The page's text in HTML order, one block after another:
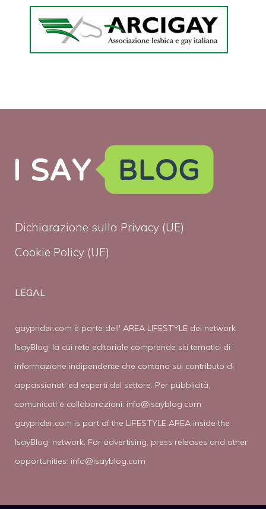
Dichiarazione sulla Privacy (UE)
Cookie Policy (UE)
LEGAL
gayprider.com è parte dell' AREA LIFESTYLE del network
IsayBlog! la cui rete editoriale comprende siti tematici di
informazione indipendente che contano sul contributo di
appassionati ed esperti del settore. Per pubblicità,
comunicati e collaborazioni: info@isayblog.com
gayprider.com is part of the LIFESTYLE AREA inside the
IsayBlog! network. For advertising, press releases and other
opportunities: info@isayblog.com